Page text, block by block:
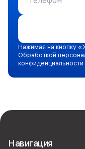
Нажимая на кнопку
Обработкой
конфиденциальности
Навигация